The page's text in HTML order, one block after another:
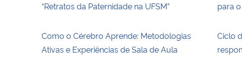
“Retratos da Paternidade na UFSM”
para
Como o Cérebro Aprende: Metodologias
Ativas e Experiências de Sala de Aula
Ciclo